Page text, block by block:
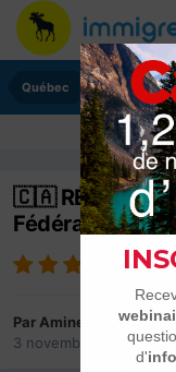
Québec
🇨🇦
Fédéral en
ParAmine1993
3 novembre 2021dans